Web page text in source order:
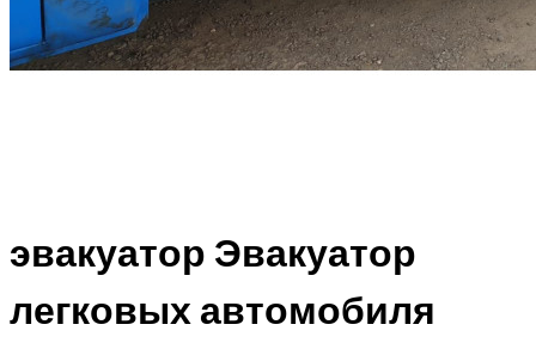
эвакуатор Эвакуатор
легковых автомобиля